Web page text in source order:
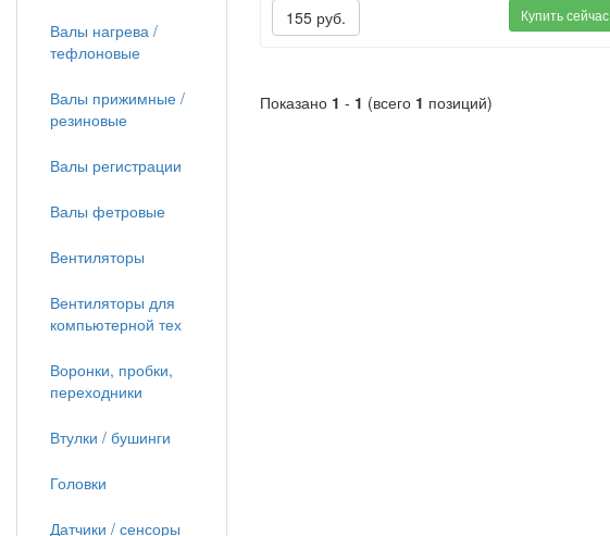
155 руб. Купить сейчас
Показано 1 - 1 (всего 1 позиций)
Валы нагрева /
тефлоновые
Валы прижимные /
резиновые
Валы регистрации
Валы фетровые
Вентиляторы
Вентиляторы для
компьютерной тех
Воронки, пробки,
переходники
Втулки / бушинги
Головки
Датчики / сенсоры